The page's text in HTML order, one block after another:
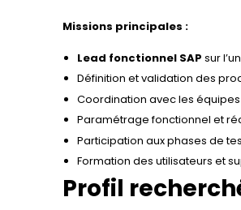
Missions principales :
Lead fonctionnel SAP sur
Définition et validation des
Coordination avec les
Paramétrage fonctionnel et
Participation aux phases de
Formation des utilisateurs et
Profil